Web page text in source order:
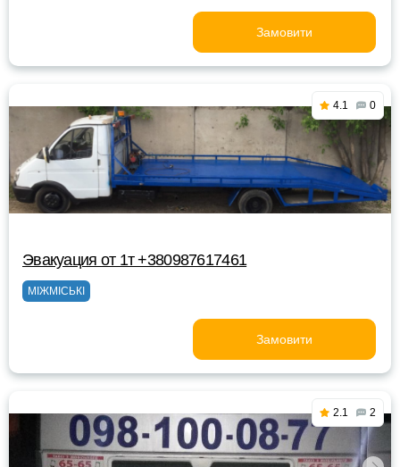
Замовити
4.1 0
Эвакуация от 1т +380987617461
МІЖМІСЬКІ
Замовити
2.1 2